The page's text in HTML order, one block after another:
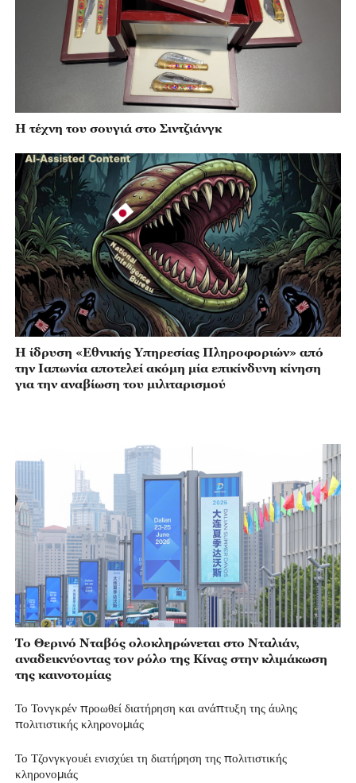
Η τέχνη του σουγιά στο Σιντζιάνγκ
Η ίδρυση «Εθνικής Υπηρεσίας Πληροφοριών» από
την Ιαπωνία αποτελεί ακόμη μία επικίνδυνη κίνηση
για την αναβίωση του μιλιταρισμού
Το Θερινό Νταβός ολοκληρώνεται στο Νταλιάν,
αναδεικνύοντας τον ρόλο της Κίνας στην κλιμάκωση
της καινοτομίας
Το Τονγκρέν προωθεί διατήρηση και ανάπτυξη της άυλης
πολιτιστικής κληρονομιάς
Το Τζονγκγουέι ενισχύει τη διατήρηση της πολιτιστικής
κληρονομιάς